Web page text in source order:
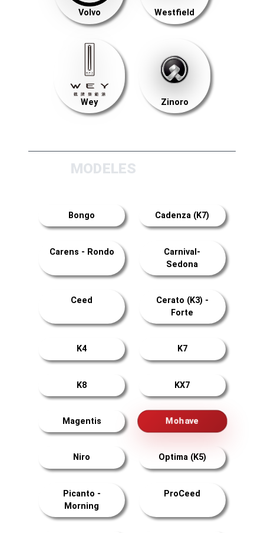
Volvo Westfield
Wey Zinoro
MODELES
Bongo Cadenza (K7)
Carens - Rondo
Carnival-
Sedona
Ceed
Cerato (K3) -
Forte
K4 K7
K8 KX7
Magentis Mohave
Niro Optima (K5)
Picanto -
Morning
ProCeed